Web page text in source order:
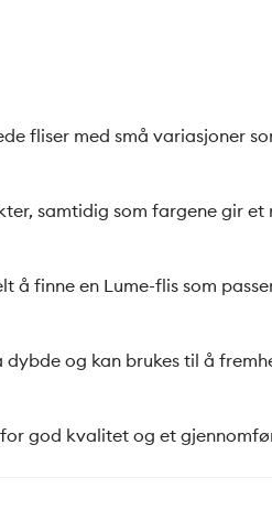
fliser med små variasjoner
samtidig som fargene gir
å finne en Lume-flis som
og kan brukes til å
god kvalitet og et